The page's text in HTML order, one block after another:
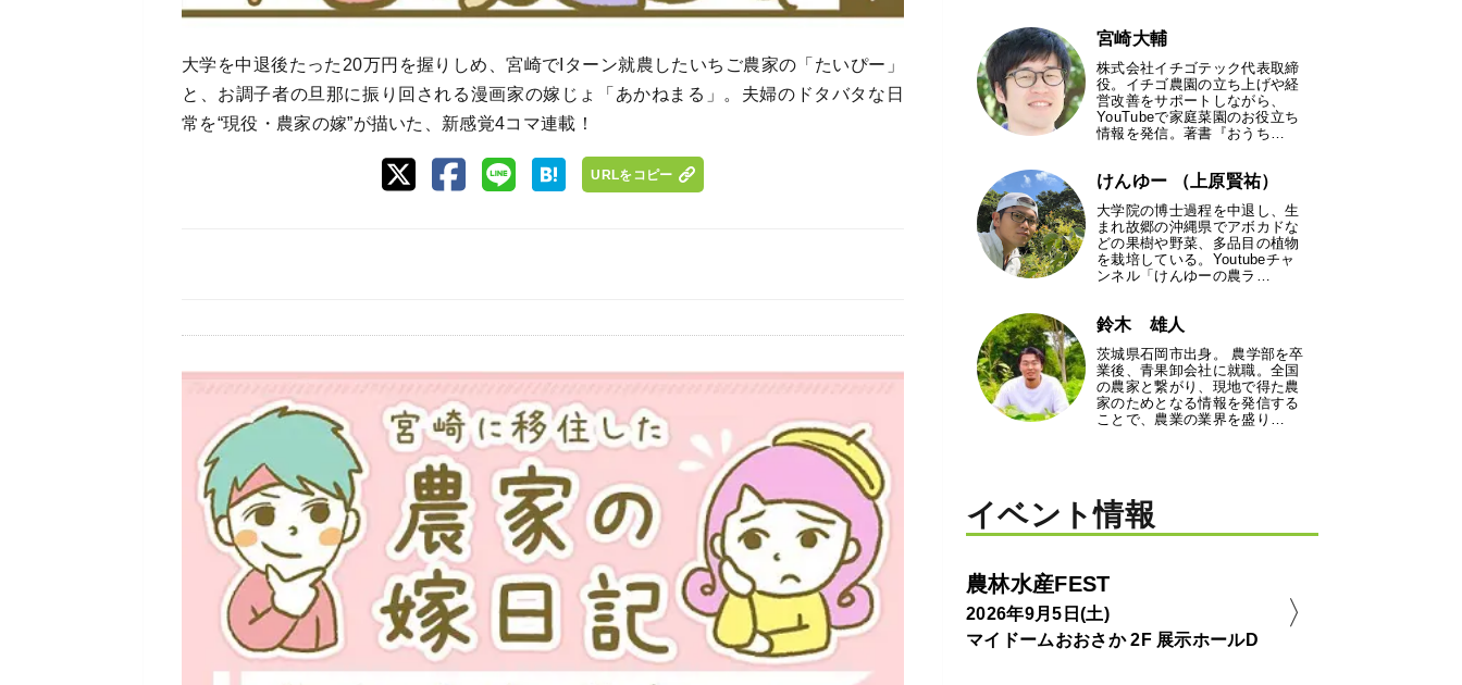
大学を中退後たった20万円を握りしめ、宮崎でIターン就農したいちご農家の「たいぴー」
と、お調子者の旦那に振り回される漫画家の嫁じょ「あかねまる」。夫婦のドタバタな日
常を“現役・農家の嫁”が描いた、新感覚4コマ連載！
URLをコピー
宮崎大輔
株式会社イチゴテック代表取締
役。イチゴ農園の立ち上げや経
営改善をサポートしながら、
YouTubeで家庭菜園のお役立ち
情報を発信。著書『おうち…
けんゆー （上原賢祐）
大学院の博士過程を中退し、生
まれ故郷の沖縄県でアボカドな
どの果樹や野菜、多品目の植物
を栽培している。Youtubeチャ
ンネル「けんゆーの農ラ…
鈴木 雄人
茨城県石岡市出身。 農学部を卒
業後、青果卸会社に就職。全国
の農家と繋がり、現地で得た農
家のためとなる情報を発信する
ことで、農業の業界を盛り…
イベント情報
農林水産FEST
2026年9月5日(土)
マイドームおおさか 2F 展示ホールD